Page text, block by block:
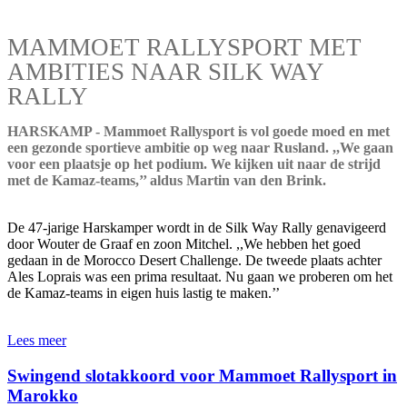
MAMMOET RALLYSPORT MET
AMBITIES NAAR SILK WAY
RALLY
HARSKAMP - Mammoet Rallysport is vol goede moed en met
een gezonde sportieve ambitie op weg naar Rusland. ,,We gaan
voor een plaatsje op het podium. We kijken uit naar de strijd
met de Kamaz-teams,’’ aldus Martin van den Brink.
De 47-jarige Harskamper wordt in de Silk Way Rally genavigeerd
door Wouter de Graaf en zoon Mitchel. ,,We hebben het goed
gedaan in de Morocco Desert Challenge. De tweede plaats achter
Ales Loprais was een prima resultaat. Nu gaan we proberen om het
de Kamaz-teams in eigen huis lastig te maken.’’
Lees meer
Swingend slotakkoord voor Mammoet Rallysport in
Marokko